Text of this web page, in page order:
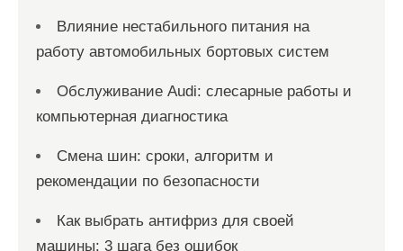
Влияние нестабильного питания на
работу автомобильных бортовых систем
Обслуживание Audi: слесарные работы и
компьютерная диагностика
Смена шин: сроки, алгоритм и
рекомендации по безопасности
Как выбрать антифриз для своей
машины: 3 шага без ошибок